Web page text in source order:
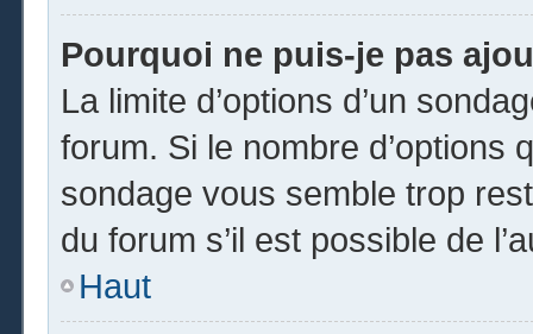
Pourquoi ne puis-je pas
La limite d’options d’un
forum. Si le nombre d’options
sondage vous semble trop
du forum s’il est possible de
Haut